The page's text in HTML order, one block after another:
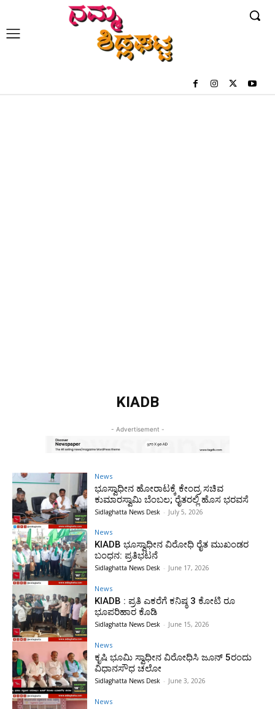
KIADB
- Advertisement -
News
ಭೂಸ್ವಾಧೀನ ಹೋರಾಟಕ್ಕೆ ಕೇಂದ್ರ ಸಚಿವ
ಕುಮಾರಸ್ವಾಮಿ ಬೆಂಬಲ; ರೈತರಲ್ಲಿ ಹೊಸ ಭರವಸೆ
Sidlaghatta News Desk - July 5, 2026
News
KIADB ಭೂಸ್ವಾಧೀನ ವಿರೋಧಿ ರೈತ ಮುಖಂಡರ
ಬಂಧನ: ಪ್ರತಿಭಟನೆ
Sidlaghatta News Desk - June 17, 2026
News
KIADB : ಪ್ರತಿ ಎಕರೆಗೆ ಕನಿಷ್ಠ 3 ಕೋಟಿ ರೂ
ಭೂಪರಿಹಾರ ಕೊಡಿ
Sidlaghatta News Desk - June 15, 2026
News
ಕೃಷಿ ಭೂಮಿ ಸ್ವಾಧೀನ ವಿರೋಧಿಸಿ ಜೂನ್ 5ರಂದು
ವಿಧಾನಸೌಧ ಚಲೋ
Sidlaghatta News Desk - June 3, 2026
News